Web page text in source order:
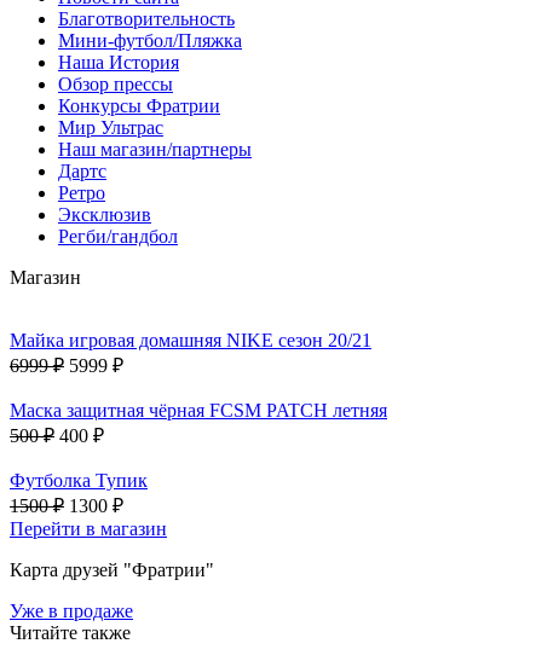
Благотворительность
Мини-футбол/Пляжка
Наша История
Обзор прессы
Конкурсы Фратрии
Мир Ультрас
Наш магазин/партнеры
Дартс
Ретро
Эксклюзив
Регби/гандбол
Магазин
Майка игровая домашняя NIKE сезон 20/21
6999 ₽ 5999 ₽
Маска защитная чёрная FCSM PATCH летняя
500 ₽ 400 ₽
Футболка Тупик
1500 ₽ 1300 ₽
Перейти в магазин
Карта друзей "Фратрии"
Уже в продаже
Читайте также